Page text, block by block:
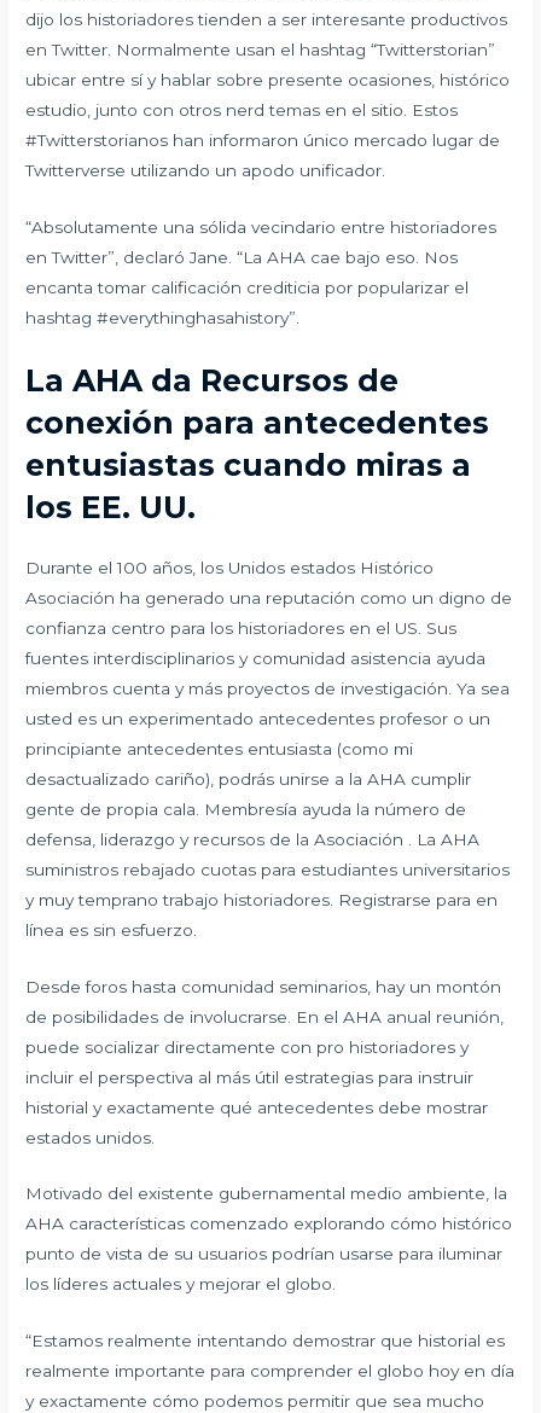
dijo los historiadores tienden a ser interesante productivos
en Twitter. Normalmente usan el hashtag “Twitterstorian”
ubicar entre sí y hablar sobre presente ocasiones, histórico
estudio, junto con otros nerd temas en el sitio. Estos
#Twitterstorianos han informaron único mercado lugar de
Twitterverse utilizando un apodo unificador.
“Absolutamente una sólida vecindario entre historiadores
en Twitter”, declaró Jane. “La AHA cae bajo eso. Nos
encanta tomar calificación crediticia por popularizar el
hashtag #everythinghasahistory”.
La AHA da Recursos de
conexión para antecedentes
entusiastas cuando miras a
los EE. UU.
Durante el 100 años, los Unidos estados Histórico
Asociación ha generado una reputación como un digno de
confianza centro para los historiadores en el US. Sus
fuentes interdisciplinarios y comunidad asistencia ayuda
miembros cuenta y más proyectos de investigación. Ya sea
usted es un experimentado antecedentes profesor o un
principiante antecedentes entusiasta (como mi
desactualizado cariño), podrás unirse a la AHA cumplir
gente de propia cala. Membresía ayuda la número de
defensa, liderazgo y recursos de la Asociación . La AHA
suministros rebajado cuotas para estudiantes universitarios
y muy temprano trabajo historiadores. Registrarse para en
línea es sin esfuerzo.
Desde foros hasta comunidad seminarios, hay un montón
de posibilidades de involucrarse. En el AHA anual reunión,
puede socializar directamente con pro historiadores y
incluir el perspectiva al más útil estrategias para instruir
historial y exactamente qué antecedentes debe mostrar
estados unidos.
Motivado del existente gubernamental medio ambiente, la
AHA características comenzado explorando cómo histórico
punto de vista de su usuarios podrían usarse para iluminar
los líderes actuales y mejorar el globo.
“Estamos realmente intentando demostrar que historial es
realmente importante para comprender el globo hoy en día
y exactamente cómo podemos permitir que sea mucho